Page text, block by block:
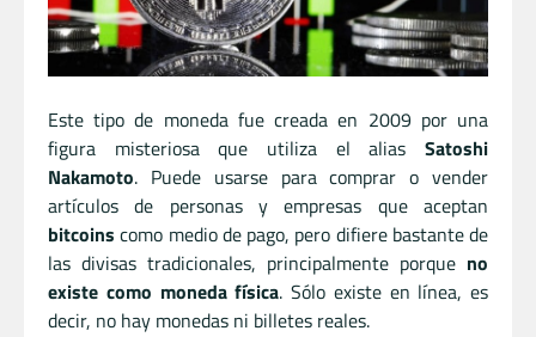
Este tipo de moneda fue creada en 2009 por una
figura misteriosa que utiliza el alias Satoshi
Nakamoto. Puede usarse para comprar o vender
artículos de personas y empresas que aceptan
bitcoins como medio de pago, pero difiere bastante de
las divisas tradicionales, principalmente porque no
existe como moneda física. Sólo existe en línea, es
decir, no hay monedas ni billetes reales.